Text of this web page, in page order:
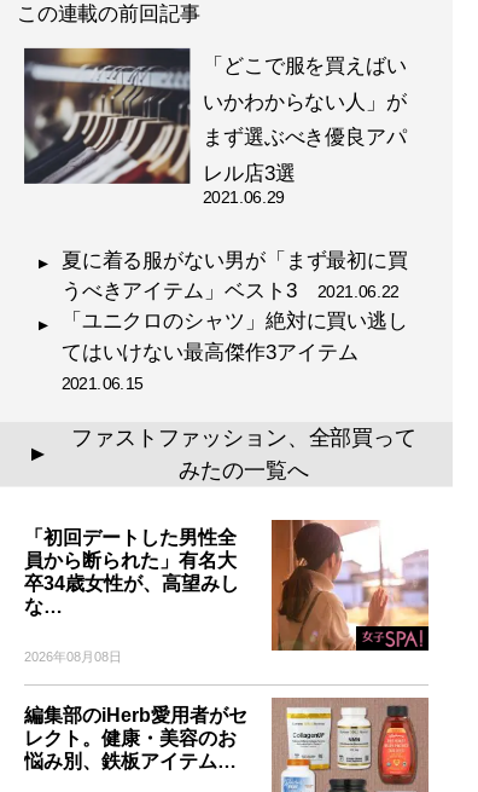
この連載の前回記事
「どこで服を買えばい
いかわからない人」が
まず選ぶべき優良アパ
レル店3選
2021.06.29
夏に着る服がない男が「まず最初に買
うべきアイテム」ベスト3
2021.06.22
「ユニクロのシャツ」絶対に買い逃し
てはいけない最高傑作3アイテム
2021.06.15
▲
ファストファッション、全部買って
みたの一覧へ
「初回デートした男性全
員から断られた」有名大
卒34歳女性が、高望みし
な…
2026年08月08日
編集部のiHerb愛用者がセ
レクト。健康・美容のお
悩み別、鉄板アイテム…